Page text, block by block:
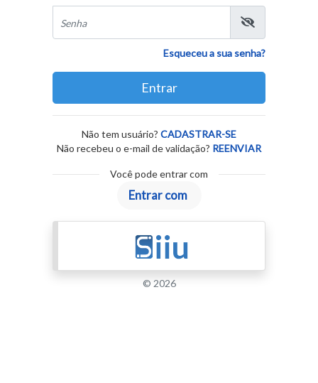
Esqueceu a sua senha?
Entrar
Não tem usuário? CADASTRAR-SE
Não recebeu o e-mail de validação? REENVIAR
Você pode entrar com
© 2026